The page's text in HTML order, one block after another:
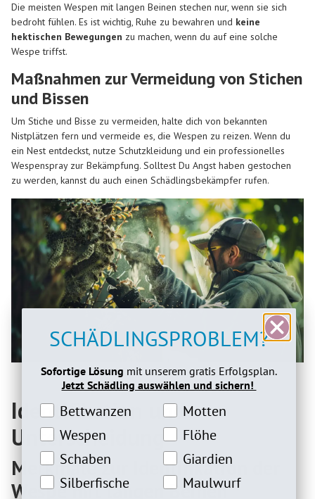
Die meisten Wespen mit langen Beinen stechen nur, wenn sie sich
bedroht fühlen. Es ist wichtig, Ruhe zu bewahren und keine
hektischen Bewegungen zu machen, wenn du auf eine solche
Wespe triffst.
Maßnahmen zur Vermeidung von Stichen
und Bissen
Um Stiche und Bisse zu vermeiden, halte dich von bekannten
Nistplätzen fern und vermeide es, die Wespen zu reizen. Wenn du
ein Nest entdeckst, nutze Schutzkleidung und ein professionelles
Wespenspray zur Bekämpfung. Solltest Du Angst haben gestochen
zu werden, kannst du auch einen Schädlingsbekämpfer rufen.
Identifikation und
Unterscheidung
Merkmale zur Identifikation der
Wespe mit langen Beinen
SCHÄDLINGSPROBLEM?
Sofortige Lösung mit unserem gratis Erfolgsplan.
Jetzt Schädling auswählen und sichern!
Bettwanzeninteresse
Bettwanzen Motteninteresse
Motten
Wespeninteresse
Wespen Flöheinteresse
Flöhe
Schabeninteresse
Schaben Giardien Interesse
Giardien
Silberfische Interesse
Silberfische Maulwurfinteresse
Maulwurf